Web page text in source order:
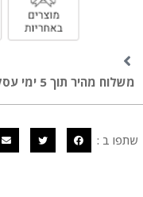
משלוח מהיר תוך 5 ימי עסקים
שתפו ב :